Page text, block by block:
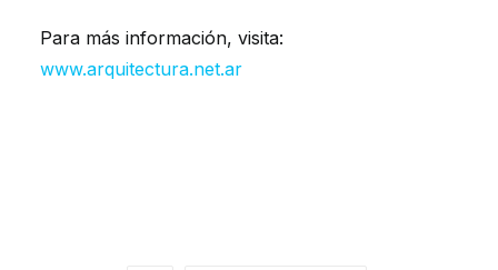
Para más información, visita:
www.arquitectura.net.ar